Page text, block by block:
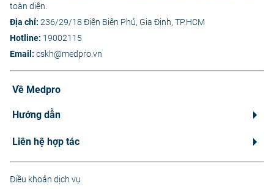
toàn diện.
Địa chỉ: 236/29/18 Điện Biên Phủ, Gia Định, TP.HCM
Hotline: 19002115
Email: cskh@medpro.vn
Về Medpro
Hướng dẫn
Liên hệ hợp tác
Điều khoản dịch vụ